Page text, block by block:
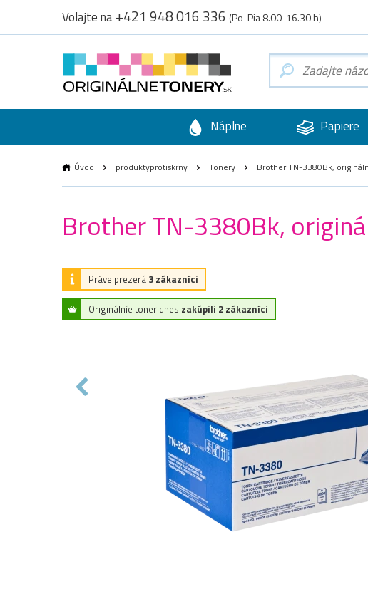
Volajte na+421 948 016 336 (Po-Pia 8.00-16.30 h)
Náplne Papiere
Úvod produktyprotiskrny Tonery Brother TN-3380Bk,
Brother TN-3380Bk,
Práve prezerá 3 zákazníci
Originálníe toner dnes zakúpili 2 zákazníci